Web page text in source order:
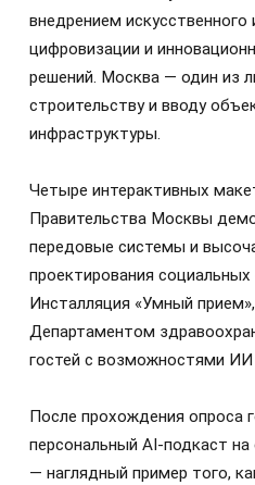
внедрением искусственного
цифровизации и
решений. Москва — один из
строительству и вводу
инфраструктуры.
Четыре интерактивных
Правительства Москвы
передовые системы и
проектирования
Инсталляция «Умный
Департаментом
гостей с возможностями
После прохождения опроса
персональный AI‑подкаст
— наглядный пример того,